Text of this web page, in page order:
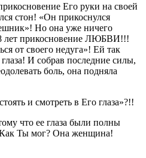
Его руки на своей
стон! «Он прикоснулся
Но она уже ничего
лет прикосновение ЛЮБВИ!!!
от своего недуга»! Ей так
И собрав последние силы,
боль, она подняла
и смотреть в Его глаза»?!!
что ее глаза были полны
Ты мог? Она женщина!